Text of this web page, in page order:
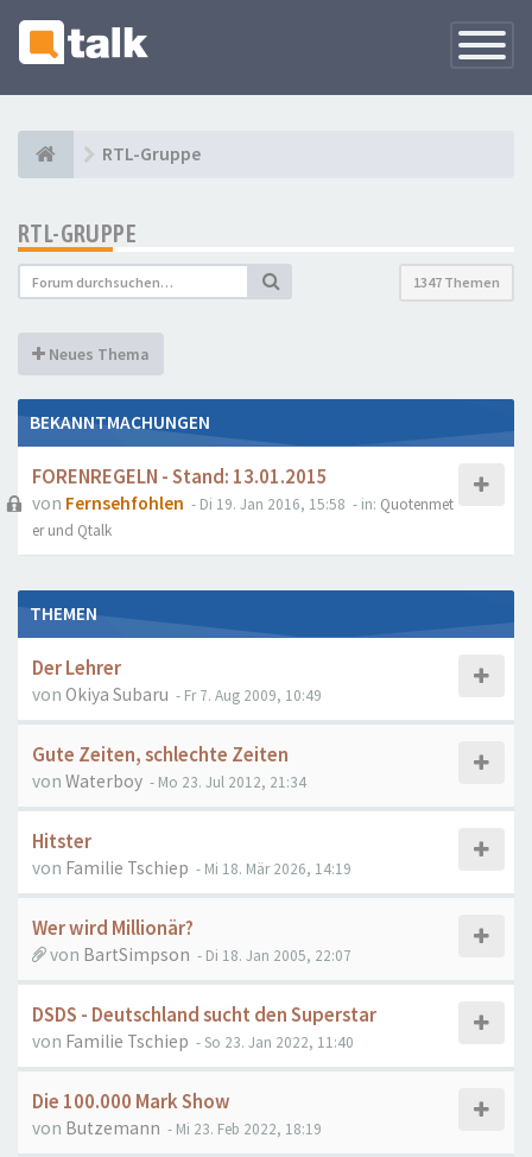
RTL-Gruppe
RTL-GRUPPE
1347 Themen
Neues Thema
BEKANNTMACHUNGEN
FORENREGELN - Stand: 13.01.2015
von Fernsehfohlen - Di 19. Jan 2016, 15:58 - in: Quotenmet
er und Qtalk
THEMEN
Der Lehrer
von Okiya Subaru - Fr 7. Aug 2009, 10:49
Gute Zeiten, schlechte Zeiten
von Waterboy - Mo 23. Jul 2012, 21:34
Hitster
von Familie Tschiep - Mi 18. Mär 2026, 14:19
Wer wird Millionär?
von BartSimpson - Di 18. Jan 2005, 22:07
DSDS - Deutschland sucht den Superstar
von Familie Tschiep - So 23. Jan 2022, 11:40
Die 100.000 Mark Show
von Butzemann - Mi 23. Feb 2022, 18:19